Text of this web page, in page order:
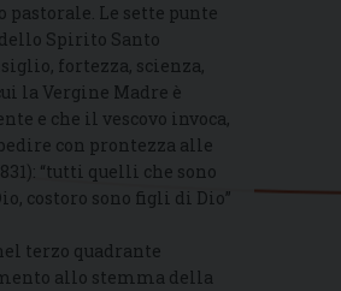
Le sette punte
Spirito Santo
fortezza, scienza,
la Vergine Madre è
e che il vescovo invoca,
con prontezza alle
“tutti quelli che sono
costoro sono figli di Dio”
terzo quadrante
allo stemma della